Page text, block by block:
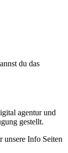
du das
agentur und
gestellt.
unsere Info Seiten